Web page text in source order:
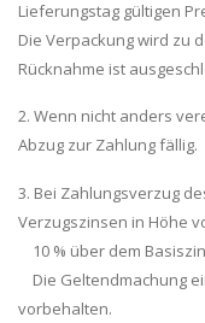
Lieferungstag gültigen
Die Verpackung wird zu
Rücknahme ist
2. Wenn nicht anders
Abzug zur Zahlung fällig.
3. Bei Zahlungsverzug
Verzugszinsen in Höhe
10 % über dem
Die Geltendmachung
vorbehalten.